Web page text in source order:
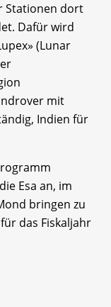
Stationen dort
Dafür wird
(Lunar
mit
Indien für
Esa an, im
bringen zu
das Fiskaljahr